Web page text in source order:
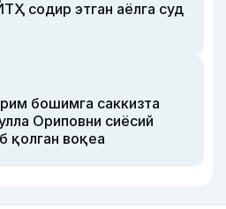
содир этган аёлга суд
бошимга саккизта
Ориповни сиёсий
қолган воқеа